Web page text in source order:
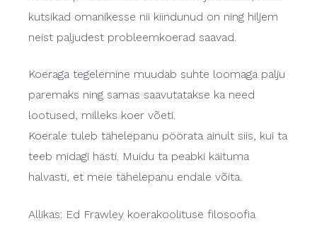
kutsikad omanikesse nii kiindunud on ning hiljem
neist paljudest probleemkoerad saavad.
Koeraga tegelemine muudab suhte loomaga palju
paremaks ning samas saavutatakse ka need
lootused, milleks koer võeti.
Koerale tuleb tähelepanu pöörata ainult siis, kui ta
teeb midagi hästi. Muidu ta peabki käituma
halvasti, et meie tähelepanu endale võita.
Allikas: Ed Frawley koerakoolituse filosoofia